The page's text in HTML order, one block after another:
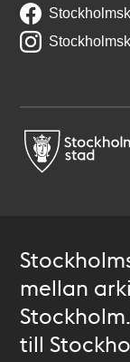
mellan
till